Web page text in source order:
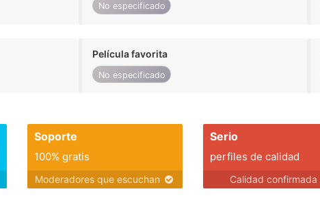
No especificado
Película favorita
No especificado
Soporte
100% gratis
Moderadores que escuchan
Serio
perfiles de calidad
Calidad confirmada